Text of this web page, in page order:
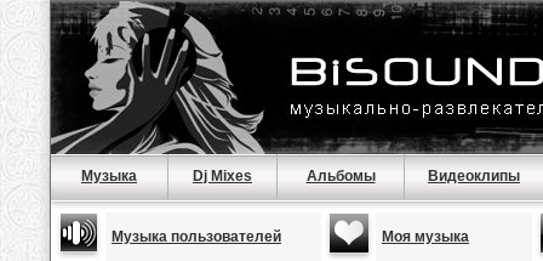
Музыка Dj Mixes Альбомы Видеоклипы
Музыка пользователей Моя музыка